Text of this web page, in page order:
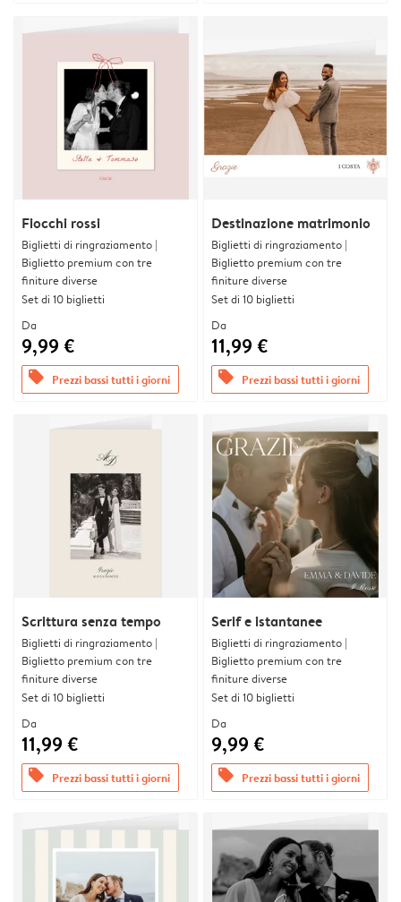
Fiocchi rossi
Biglietti di ringraziamento |
Biglietto premium con tre
finiture diverse
Set di 10 biglietti
Da
9,99 €
offers Prezzi bassi tutti i giorni
Destinazione matrimonio
Biglietti di ringraziamento |
Biglietto premium con tre
finiture diverse
Set di 10 biglietti
Da
11,99 €
offers Prezzi bassi tutti i giorni
Scrittura senza tempo
Biglietti di ringraziamento |
Biglietto premium con tre
finiture diverse
Set di 10 biglietti
Da
11,99 €
offers Prezzi bassi tutti i giorni
Serif e istantanee
Biglietti di ringraziamento |
Biglietto premium con tre
finiture diverse
Set di 10 biglietti
Da
9,99 €
offers Prezzi bassi tutti i giorni